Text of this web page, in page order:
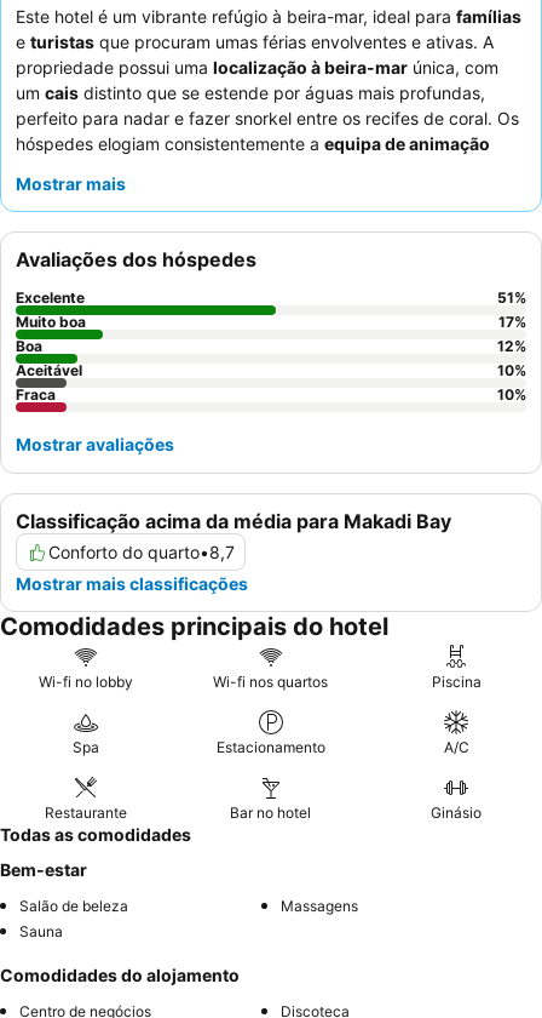
Este hotel é um vibrante refúgio à beira-mar, ideal para famílias
e turistas que procuram umas férias envolventes e ativas. A
propriedade possui uma localização à beira-mar única, com
um cais distinto que se estende por águas mais profundas,
perfeito para nadar e fazer snorkel entre os recifes de coral. Os
hóspedes elogiam consistentemente a equipa de animação
restaurante principal, que frequentemente apresenta noites
um quarto com
vista para o mar
pitoresca.
Mostrar mais
Classificação acima da média para Makadi Bay
Conforto do quarto•8,7
Mostrar mais classificações
Avaliações dos hóspedes
Excelente 51%
Muito boa
17%
Boa
12%
Aceitável
10%
Fraca
10%
Mostrar avaliações
Comodidades principais do hotel
Wi-fi no lobby Wi-fi nos quartos Piscina
Spa Estacionamento A/C
Restaurante Bar no hotel Ginásio
Todas as comodidades
Bem-estar
Salão de beleza
Massagens
Sauna
Comodidades do alojamento
Centro de negócios Discoteca